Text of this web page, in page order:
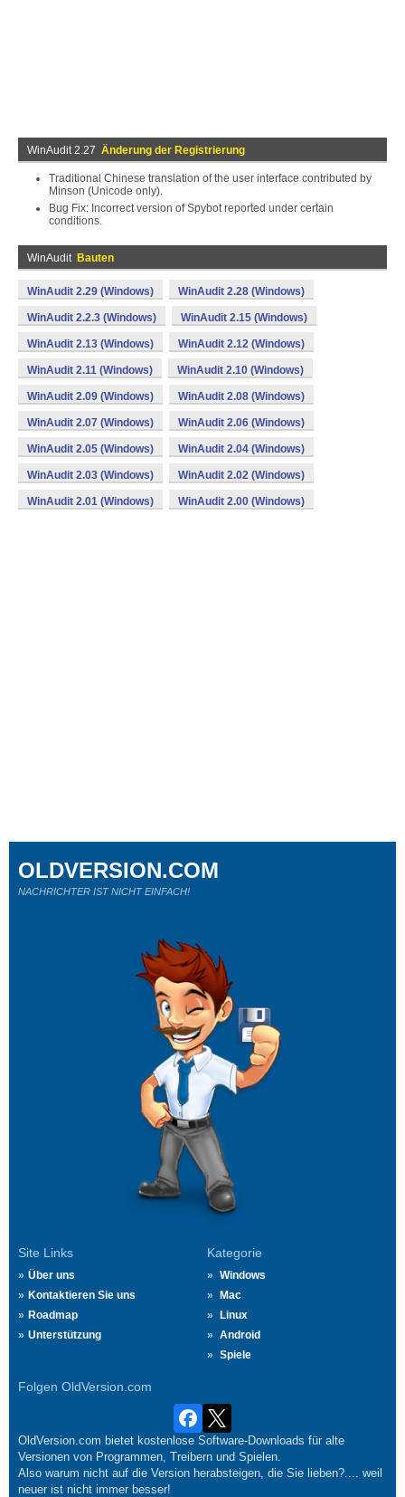
WinAudit 2.27 Änderung der Registrierung
Traditional Chinese translation of the user interface contributed by
Minson (Unicode only).
Bug Fix: Incorrect version of Spybot reported under certain
conditions.
WinAudit Bauten
WinAudit 2.29 (Windows) WinAudit 2.28 (Windows)
WinAudit 2.2.3 (Windows) WinAudit 2.15 (Windows)
WinAudit 2.13 (Windows) WinAudit 2.12 (Windows)
WinAudit 2.11 (Windows) WinAudit 2.10 (Windows)
WinAudit 2.09 (Windows) WinAudit 2.08 (Windows)
WinAudit 2.07 (Windows) WinAudit 2.06 (Windows)
WinAudit 2.05 (Windows) WinAudit 2.04 (Windows)
WinAudit 2.03 (Windows) WinAudit 2.02 (Windows)
WinAudit 2.01 (Windows) WinAudit 2.00 (Windows)
Site Links
Über uns
Kontaktieren Sie uns
Roadmap
Unterstützung
Kategorie
Windows
Mac
Linux
Android
Spiele
Folgen OldVersion.com
OLDVERSION.COM
NACHRICHTER IST NICHT EINFACH!
OldVersion.com bietet kostenlose Software-Downloads für alte
Versionen von Programmen, Treibern und Spielen.
Also warum nicht auf die Version herabsteigen, die Sie lieben?.... weil
neuer ist nicht immer besser!